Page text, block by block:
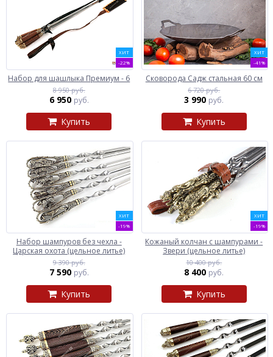
ХИТ
-22%
Набор для шашлыка Премиум - 6
8 950 руб.
6 950 руб.
Купить
ХИТ
-41%
Сковорода Садж стальная 60 см
6 720 руб.
3 990 руб.
Купить
ХИТ
-19%
Набор шампуров без чехла -
Царская охота (цельное литье)
9 390 руб.
7 590 руб.
Купить
ХИТ
-19%
Кожаный колчан с шампурами -
Звери (цельное литье)
10 400 руб.
8 400 руб.
Купить